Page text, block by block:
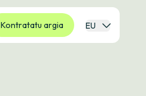
Kontratatu argia EU